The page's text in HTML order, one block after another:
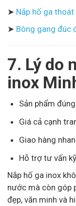
➤ Nắp hố ga
➤ Bông gang đúc
7. Lý do
inox
Sản phẩm
Giá cả cạnh
Giao hàng
Hỗ trợ tư vấn
Nắp hố ga inox
nước mà còn góp
đẹp, văn minh và